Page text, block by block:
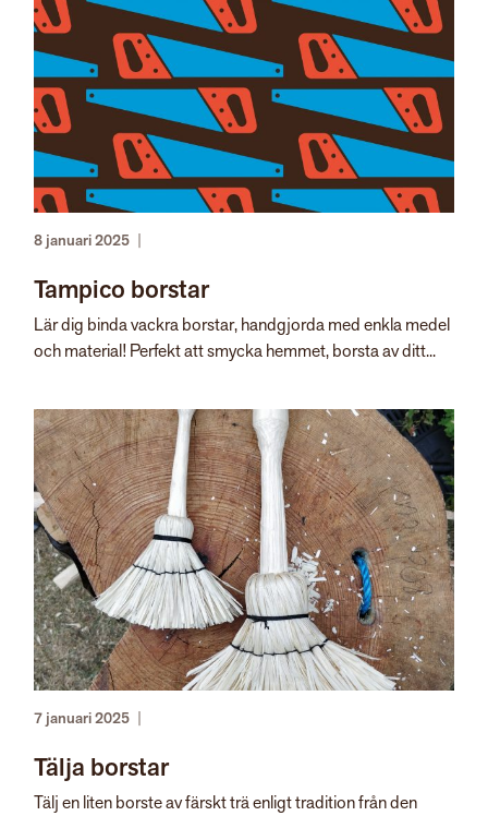
8 januari 2025 |
Tampico borstar
Lär dig binda vackra borstar, handgjorda med enkla medel
och material! Perfekt att smycka hemmet, borsta av ditt...
7 januari 2025 |
Tälja borstar
Tälj en liten borste av färskt trä enligt tradition från den